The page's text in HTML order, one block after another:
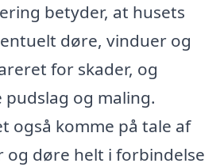
betyder, at husets
døre, vinduer og
for skader, og
og maling.
også komme på tale af
og døre helt i forbindelse